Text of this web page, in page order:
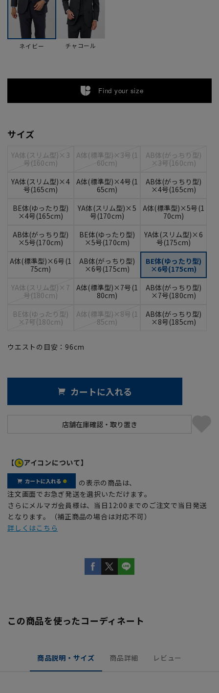
ネイビー チャコール
Find your size
サイズ
YA体(スリム型)×3
号(160cm)
A体(標準型)×3号(1
60cm)
AB体(がっちり型)
×3号(160cm)
YA体(スリム型)×4
号(165cm)
A体(標準型)×4号(1
65cm)
AB体(がっちり型)
×4号(165cm)
BE体(ゆったり型)
×4号(165cm)
YA体(スリム型)×5
号(170cm)
A体(標準型)×5号(1
70cm)
AB体(がっちり型)
×5号(170cm)
BE体(ゆったり型)
×5号(170cm)
YA体(スリム型)×6
号(175cm)
A体(標準型)×6号(1
75cm)
AB体(がっちり型)
×6号(175cm)
BE体(ゆったり型)
×6号(175cm)
YA体(スリム型)×7
号(180cm)
A体(標準型)×7号(1
80cm)
AB体(がっちり型)
×7号(180cm)
BE体(ゆったり型)
×7号(180cm)
A体(標準型)×8号(1
85cm)
AB体(がっちり型)
×8号(185cm)
ウエストの目安： 96cm
カートに入れる
【 アイコンについて】
の表示の商品は、
注文画面でお急ぎ発送を選択いただけます。
さらにメルマガ会員様は、当日12:00までのご注文で当日発送
となります。（補正商品の場合は対応不可）
詳しくはこちら
この商品を使ったコーディネート
商品説明・サイズ 商品詳細 レビュー